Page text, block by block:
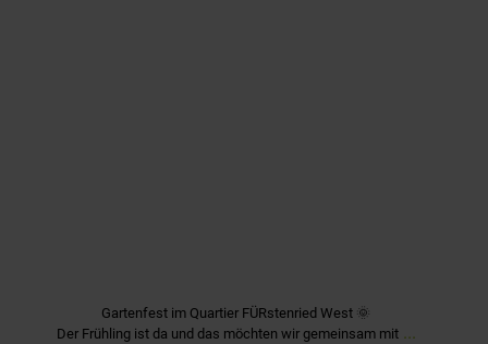
Gartenfest im Quartier FÜRstenried West 🌞
Der Frühling ist da und das möchten wir gemeinsam mit ...